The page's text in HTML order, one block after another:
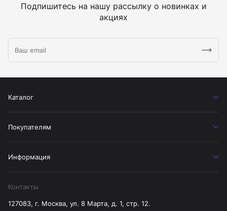
Подпишитесь на нашу рассылку о новинках и
акциях
Каталог
Покупателям
Информация
Контакты
127083, г. Москва, ул. 8 Марта, д. 1, стр. 12.